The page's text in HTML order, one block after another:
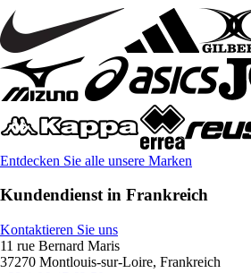
Entdecken Sie alle unsere Marken
Kundendienst in Frankreich
Kontaktieren Sie uns
11 rue Bernard Maris
37270 Montlouis-sur-Loire, Frankreich